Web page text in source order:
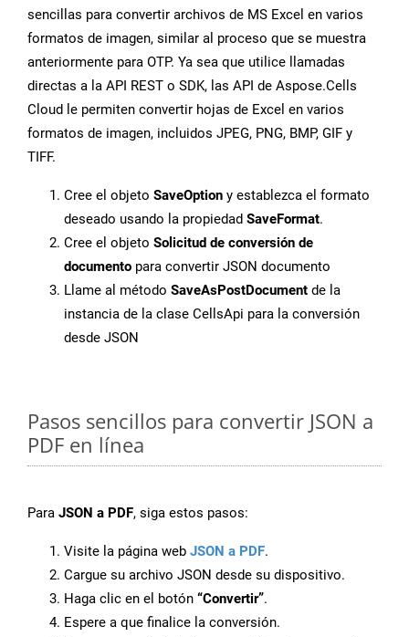
sencillas para convertir archivos de MS Excel en varios
formatos de imagen, similar al proceso que se muestra
anteriormente para OTP. Ya sea que utilice llamadas
directas a la API REST o SDK, las API de Aspose.Cells
Cloud le permiten convertir hojas de Excel en varios
formatos de imagen, incluidos JPEG, PNG, BMP, GIF y
TIFF.
Cree el objeto SaveOption y establezca el formato
deseado usando la propiedad SaveFormat.
Cree el objeto Solicitud de conversión de
documento para convertir JSON documento
Llame al método SaveAsPostDocument de la
instancia de la clase CellsApi para la conversión
desde JSON
Pasos sencillos para convertir JSON a
PDF en línea
Para JSON a PDF, siga estos pasos:
Visite la página web JSON a PDF.
Cargue su archivo JSON desde su dispositivo.
Haga clic en el botón “Convertir”.
Espere a que finalice la conversión.